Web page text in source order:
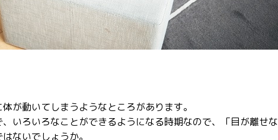
が動いてしまうようなところがあります。
いろいろなことができるようになる時期なので、「目が離せな
ないでしょうか。